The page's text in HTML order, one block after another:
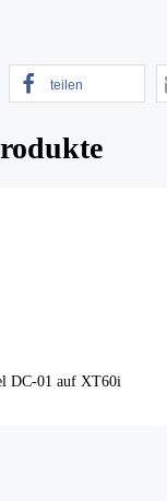
teilen
DC-01 auf XT60i